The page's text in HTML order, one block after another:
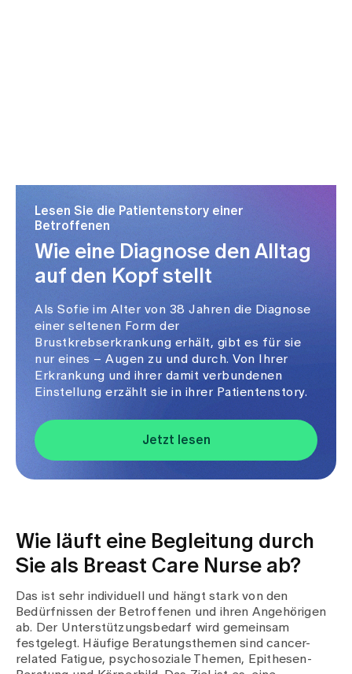
Lesen Sie die Patientenstory einer
Betroffenen
Wie eine Diagnose den Alltag
auf den Kopf stellt
Als Sofie im Alter von 38 Jahren die Diagnose
einer seltenen Form der
Brustkrebserkrankung erhält, gibt es für sie
nur eines – Augen zu und durch. Von Ihrer
Erkrankung und ihrer damit verbundenen
Einstellung erzählt sie in ihrer Patientenstory.
Jetzt lesen
Wie läuft eine Begleitung durch
Sie als Breast Care Nurse ab?
Das ist sehr individuell und hängt stark von den
Bedürfnissen der Betroffenen und ihren Angehörigen
ab. Der Unterstützungsbedarf wird gemeinsam
festgelegt. Häufige Beratungsthemen sind cancer-
related Fatigue, psychosoziale Themen, Epithesen-